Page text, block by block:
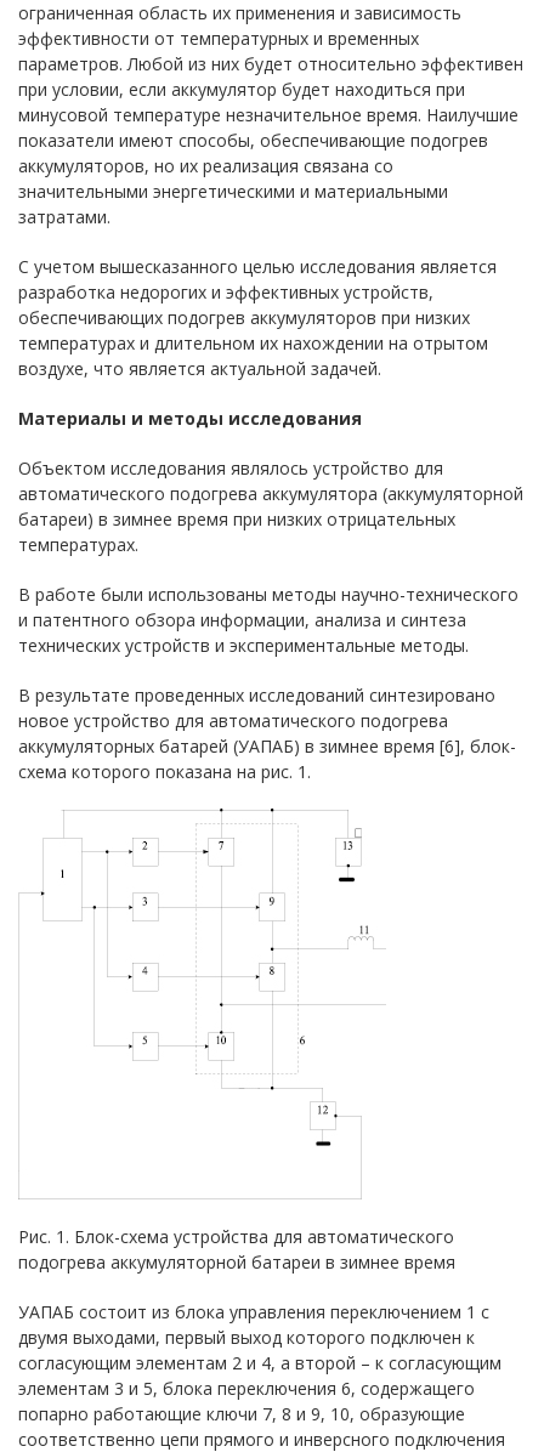
ограниченная область их применения и зависимость
эффективности от температурных и временных
параметров. Любой из них будет относительно эффективен
при условии, если аккумулятор будет находиться при
минусовой температуре незначительное время. Наилучшие
показатели имеют способы, обеспечивающие подогрев
аккумуляторов, но их реализация связана со
значительными энергетическими и материальными
затратами.
С учетом вышесказанного целью исследования является
разработка недорогих и эффективных устройств,
обеспечивающих подогрев аккумуляторов при низких
температурах и длительном их нахождении на отрытом
воздухе, что является актуальной задачей.
Материалы и методы исследования
Объектом исследования являлось устройство для
автоматического подогрева аккумулятора (аккумуляторной
батареи) в зимнее время при низких отрицательных
температурах.
В работе были использованы методы научно-технического
и патентного обзора информации, анализа и синтеза
технических устройств и экспериментальные методы.
В результате проведенных исследований синтезировано
новое устройство для автоматического подогрева
аккумуляторных батарей (УАПАБ) в зимнее время [6], блок-
схема которого показана на рис. 1.
Рис. 1. Блок-схема устройства для автоматического
подогрева аккумуляторной батареи в зимнее время
УАПАБ состоит из блока управления переключением 1 с
двумя выходами, первый выход которого подключен к
согласующим элементам 2 и 4, а второй – к согласующим
элементам 3 и 5, блока переключения 6, содержащего
попарно работающие ключи 7, 8 и 9, 10, образующие
соответственно цепи прямого и инверсного подключения